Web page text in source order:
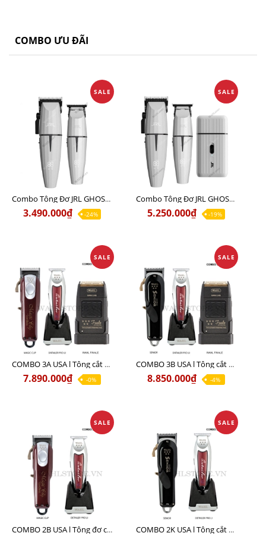
COMBO ƯU ĐÃI
SALE
Combo Tông Đơ JRL GHOST 1 Limited Edition Chính Hãng USA
3.490.000₫ -24%
SALE
Combo Tông Đơ JRL GHOST 2 Limited Edition Chính Hãng USA
5.250.000₫ -19%
SALE
COMBO 3A USA l Tông cắt MAGIC + Tông viền DETAILER PRO LI + Cạo khô FINALE
7.890.000₫ -0%
SALE
COMBO 3B USA l Tông cắt SENIOR + Tông viền DETAILER PRO LI + Cạo khô FINALE
8.850.000₫ -4%
SALE
COMBO 2B USA l Tông đơ cắt Magic clip Red + Tông đơ viền Detailer Pro Li
SALE
COMBO 2K USA l Tông cắt SENIOR +Tông viền DETAILER PRO LI